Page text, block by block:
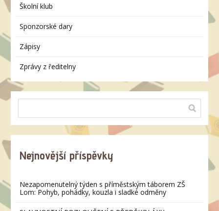
Školní klub
Sponzorské dary
Zápisy
Zprávy z ředitelny
Nejnovější příspěvky
Nezapomenutelný týden s příměstským táborem ZŠ
Lom: Pohyb, pohádky, kouzla i sladké odměny